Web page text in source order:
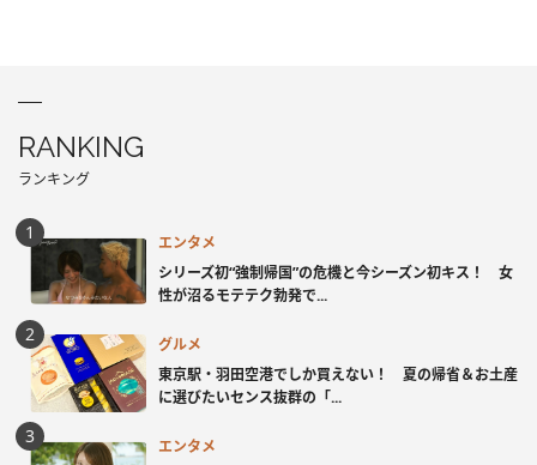
RANKING
ランキング
エンタメ
シリーズ初“強制帰国”の危機と今シーズン初キス！ 女
性が沼るモテテク勃発で...
グルメ
東京駅・羽田空港でしか買えない！ 夏の帰省＆お土産
に選びたいセンス抜群の「...
エンタメ